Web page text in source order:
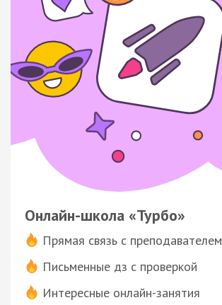
Онлайн-школа «Турбо»
Прямая связь с преподавателем
Письменные дз с проверкой
Интересные онлайн-занятия